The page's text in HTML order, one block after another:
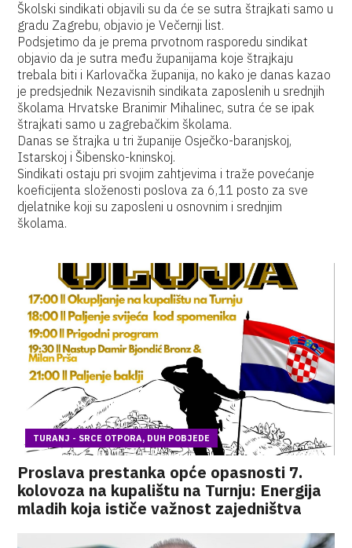
Školski sindikati objavili su da će se sutra štrajkati samo u
gradu Zagrebu, objavio je Večernji list.
Podsjetimo da je prema prvotnom rasporedu sindikat
objavio da je sutra među županijama koje štrajkaju
trebala biti i Karlovačka županija, no kako je danas kazao
je predsjednik Nezavisnih sindikata zaposlenih u srednjih
školama Hrvatske Branimir Mihalinec, sutra će se ipak
štrajkati samo u zagrebačkim školama.
Danas se štrajka u tri županije Osječko-baranjskoj,
Istarskoj i Šibensko-kninskoj.
Sindikati ostaju pri svojim zahtjevima i traže povećanje
koeficijenta složenosti poslova za 6,11 posto za sve
djelatnike koji su zaposleni u osnovnim i srednjim
školama.
TURANJ - SRCE OTPORA, DUH POBJEDE
Proslava prestanka opće opasnosti 7.
kolovoza na kupalištu na Turnju: Energija
mladih koja ističe važnost zajedništva